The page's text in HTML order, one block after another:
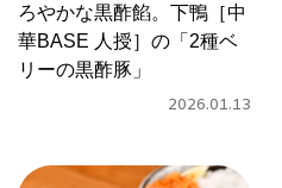
ろやかな黒酢餡。下鴨［中
華BASE 人授］の「2種ベ
リーの黒酢豚」
2026.01.13